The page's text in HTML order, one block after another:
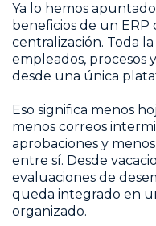
Ya lo hemos
beneficios de un ERP
centralización. Toda
empleados, procesos
desde una única
Eso significa menos
menos correos
aprobaciones y
entre sí. Desde
evaluaciones de
queda integrado en
organizado.